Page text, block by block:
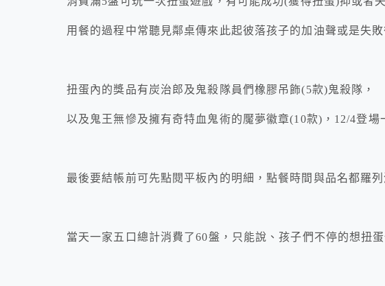
用餐的過程中常聽見鄰桌傳來此起彼落孩子的加油聲或是失敗
扭蛋內的獎品有炭治郎及鬼殺隊員們橡膠吊飾(5款)鬼殺隊，
以及鬼王無慘及擁有奇特血鬼術的魘夢徽章(10款)，12/4登場
最後要結帳前可先點閱平板內的明細，點餐時間與品名都羅列
當天一家五口總計消費了60盤，只能說、孩子們不停的想扭